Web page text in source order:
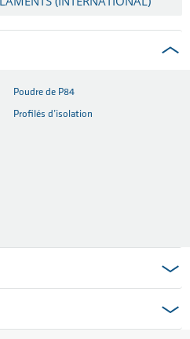
Poudre de P84
Profilés d’isolation